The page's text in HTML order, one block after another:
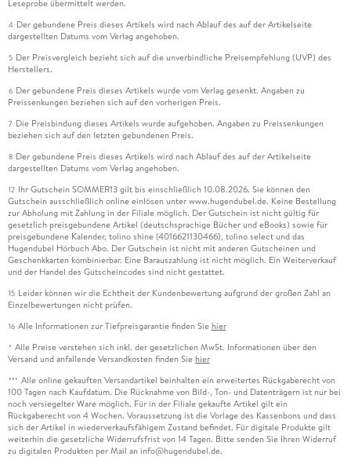
Leseprobe übermittelt werden.
4 Der gebundene Preis dieses Artikels wird nach Ablauf des auf der Artikelseite
dargestellten Datums vom Verlag angehoben.
5 Der Preisvergleich bezieht sich auf die unverbindliche Preisempfehlung (UVP) des
Herstellers.
6 Der gebundene Preis dieses Artikels wurde vom Verlag gesenkt. Angaben zu
Preissenkungen beziehen sich auf den vorherigen Preis.
7 Die Preisbindung dieses Artikels wurde aufgehoben. Angaben zu Preissenkungen
beziehen sich auf den letzten gebundenen Preis.
8 Der gebundene Preis dieses Artikels wird nach Ablauf des auf der Artikelseite
dargestellten Datums vom Verlag angehoben.
12 Ihr Gutschein SOMMER13 gilt bis einschließlich 10.08.2026. Sie können den
Gutschein ausschließlich online einlösen unter www.hugendubel.de. Keine Bestellung
zur Abholung mit Zahlung in der Filiale möglich. Der Gutschein ist nicht gültig für
gesetzlich preisgebundene Artikel (deutschsprachige Bücher und eBooks) sowie für
preisgebundene Kalender, tolino shine (4016621130466), tolino select und das
Hugendubel Hörbuch Abo. Der Gutschein ist nicht mit anderen Gutscheinen und
Geschenkkarten kombinierbar. Eine Barauszahlung ist nicht möglich. Ein Weiterverkauf
und der Handel des Gutscheincodes sind nicht gestattet.
15 Leider können wir die Echtheit der Kundenbewertung aufgrund der großen Zahl an
Einzelbewertungen nicht prüfen.
16 Alle Informationen zur Tiefpreisgarantie finden Sie hier
* Alle Preise verstehen sich inkl. der gesetzlichen MwSt. Informationen über den
Versand und anfallende Versandkosten finden Sie hier
*** Alle online gekauften Versandartikel beinhalten ein erweitertes Rückgaberecht von
100 Tagen nach Kaufdatum. Die Rücknahme von Bild-, Ton- und Datenträgern ist nur bei
noch versiegelter Ware möglich. Für in der Filiale gekaufte Artikel gilt ein
Rückgaberecht von 4 Wochen. Voraussetzung ist die Vorlage des Kassenbons und dass
sich der Artikel in wiederverkaufsfähigem Zustand befindet. Für digitale Produkte gilt
weiterhin die gesetzliche Widerrufsfrist von 14 Tagen. Bitte senden Sie Ihren Widerruf
zu digitalen Produkten per Mail an info@hugendubel.de.